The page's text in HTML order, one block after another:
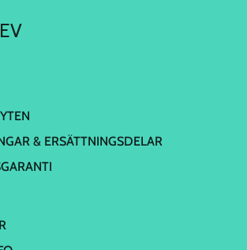
& ERSÄTTNINGSDELAR